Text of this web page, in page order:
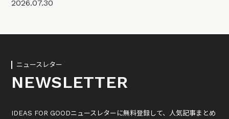
2026.07.30
ニュースレター
NEWSLETTER
IDEAS FOR GOODニュースレターに無料登録して、人気記事まとめ